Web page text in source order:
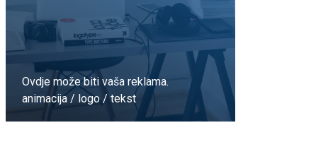
Ovdje može biti vaša reklama.
animacija / logo / tekst